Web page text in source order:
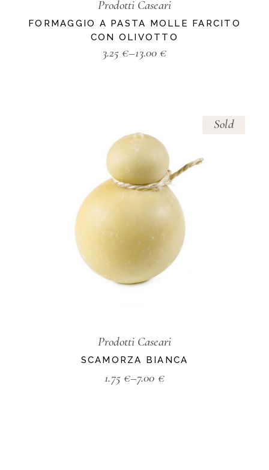
Prodotti Caseari
FORMAGGIO A PASTA MOLLE FARCITO
CON OLIVOTTO
3.25 €–13.00 €
Sold
Prodotti Caseari
SCAMORZA BIANCA
1.75 €–7.00 €